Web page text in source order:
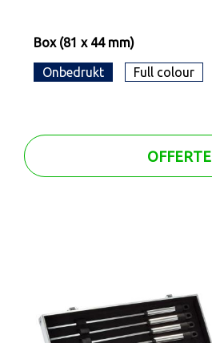
Box (81 x 44 mm)
Onbedrukt Full colour
OFFERTE